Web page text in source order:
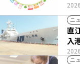
ニ
直
ニ